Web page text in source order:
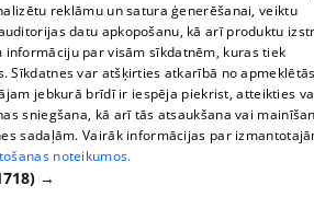
э-почта -
reklāmu un satura ģenerēšanai, veiktu
datu apkopošanu, kā arī produktu
informāciju par visām sīkdatnēm, kuras tiek
Sīkdatnes var atšķirties atkarībā no
jebkurā brīdī ir iespēja piekrist, atteikties
sniegšana, kā arī tās atsaukšana vai
sadaļām. Vairāk informācijas par
noteikumos.
→